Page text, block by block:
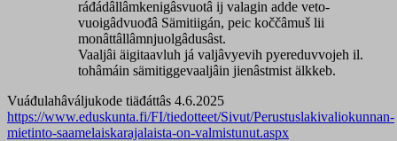
ráđádâllâmkenigâsvuotâ ij valagin adde veto-
vuoigâdvuođâ Sämitiigán, peic koččâmuš lii
monâttâllâmnjuolgâdusâst.
Vaaljâi äigitaavluh já valjâvyevih pyereduvvojeh il.
tohâmáin sämitiggevaaljâin jienâstmist älkkeb.
Vuáđulahâváljukode tiäđáttâs 4.6.2025
https://www.eduskunta.fi/FI/tiedotteet/Sivut/Perustuslakivaliokunnan-
mietinto-saamelaiskarajalaista-on-valmistunut.aspx